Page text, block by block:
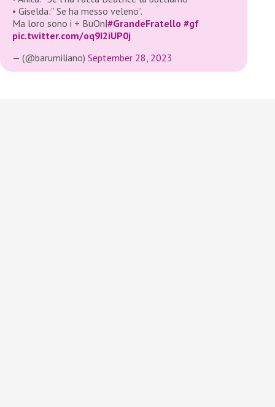
• Giselda:” Se ha messo veleno”.
Ma loro sono i + BuOnỊ#GrandeFratello #gf
pic.twitter.com/oq9I2iUP0j
— (@barumiliano) September 28, 2023